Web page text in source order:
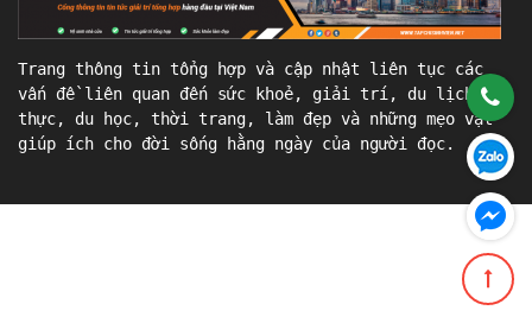
Trang thông tin tổng hợp và cập nhật liên tục các
vấn đề liên quan đến sức khoẻ, giải trí, du lịch, ẩm
thực, du học, thời trang, làm đẹp và những mẹo vặt
giúp ích cho đời sống hằng ngày của người đọc.